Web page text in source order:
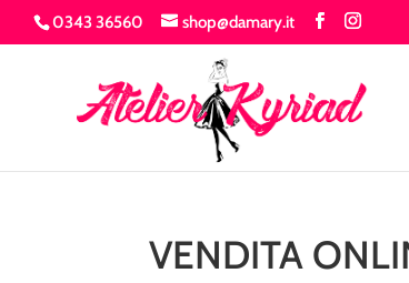
0343 36560 shop@damary.it
VENDITA